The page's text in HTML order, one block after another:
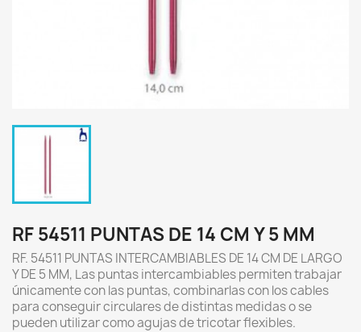
RF 54511 PUNTAS DE 14 CM Y 5 MM
RF. 54511 PUNTAS INTERCAMBIABLES DE 14 CM DE LARGO
Y DE 5 MM, Las puntas intercambiables permiten trabajar
únicamente con las puntas, combinarlas con los cables
para conseguir circulares de distintas medidas o se
pueden utilizar como agujas de tricotar flexibles.